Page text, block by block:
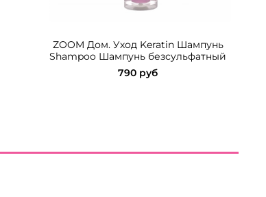
ZOOM Дом. Уход Keratin Шампунь
Shampoo Шампунь безсульфатный
790 руб